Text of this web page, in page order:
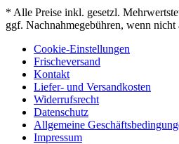
* Alle Preise inkl. gesetzl.
ggf. Nachnahmegebühren, wenn nicht
Cookie-Einstellungen
Frischeversand
Kontakt
Liefer- und Versandkosten
Widerrufsrecht
Datenschutz
Allgemeine
Impressum